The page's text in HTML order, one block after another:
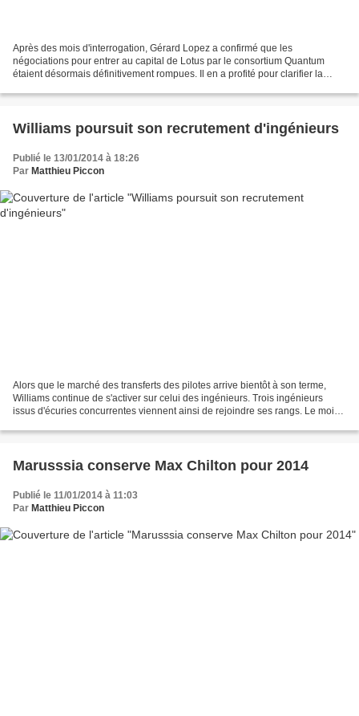
Après des mois d'interrogation, Gérard Lopez a confirmé que les
négociations pour entrer au capital de Lotus par le consortium Quantum
étaient désormais définitivement rompues. Il en a profité pour clarifier la
Williams poursuit son recrutement d'ingénieurs
Publié le 13/01/2014 à 18:26
Par Matthieu Piccon
Alors que le marché des transferts des pilotes arrive bientôt à son terme,
Williams continue de s'activer sur celui des ingénieurs. Trois ingénieurs
issus d'écuries concurrentes viennent ainsi de rejoindre ses rangs. Le mois
Marusssia conserve Max Chilton pour 2014
Publié le 11/01/2014 à 11:03
Par Matthieu Piccon